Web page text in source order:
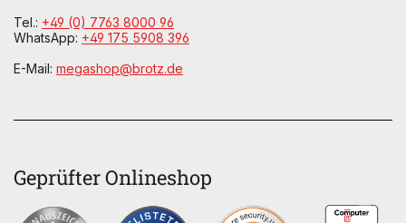
Tel.: +49 (0) 7763 8000 96
WhatsApp: +49 175 5908 396
E-Mail: megashop@brotz.de
Geprüfter Onlineshop